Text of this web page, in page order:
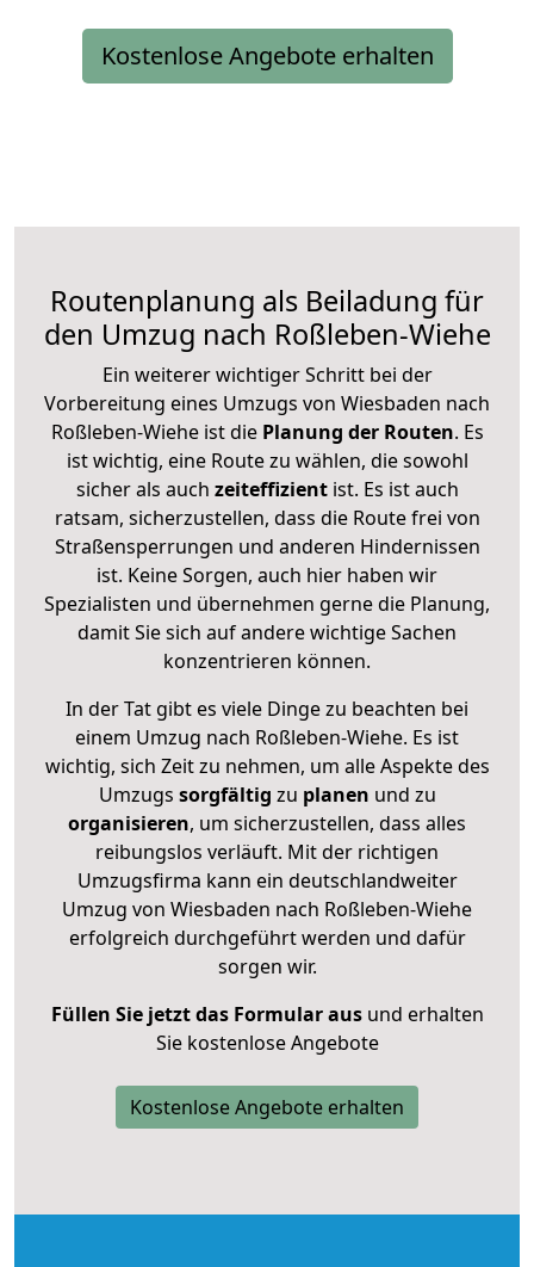
Kostenlose Angebote erhalten
Routenplanung als Beiladung für
den Umzug nach Roßleben-Wiehe
Ein weiterer wichtiger Schritt bei der
Vorbereitung eines Umzugs von Wiesbaden nach
Roßleben-Wiehe ist diePlanung der Routen. Es
ist wichtig, eine Route zu wählen, die sowohl
sicher als auch zeiteffizientist. Es ist auch
ratsam, sicherzustellen, dass die Route frei von
Straßensperrungen und anderen Hindernissen
ist. Keine Sorgen, auch hier haben wir
Spezialisten und übernehmen gerne die Planung,
damit Sie sich auf andere wichtige Sachen
konzentrieren können.
In der Tat gibt es viele Dinge zu beachten bei
einem Umzug nach Roßleben-Wiehe. Es ist
wichtig, sich Zeit zu nehmen, um alle Aspekte des
Umzugs sorgfältig zu planen und zu
organisieren, um sicherzustellen, dass alles
reibungslos verläuft. Mit der richtigen
Umzugsfirma kann ein deutschlandweiter
Umzug von Wiesbaden nach Roßleben-Wiehe
erfolgreich durchgeführt werden und dafür
sorgen wir.
Füllen Sie jetzt das Formular ausund erhalten
Sie kostenlose Angebote
Kostenlose Angebote erhalten